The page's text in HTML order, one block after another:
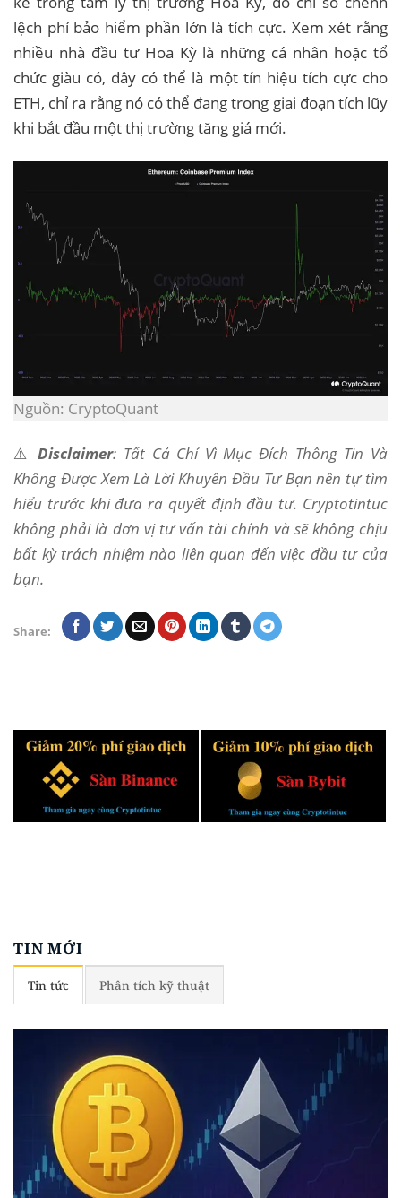
lệch phí bảo hiểm phần lớn là tích cực. Xem xét rằng
nhiều nhà đầu tư Hoa Kỳ là những cá nhân hoặc tổ
chức giàu có, đây có thể là một tín hiệu tích cực cho
ETH, chỉ ra rằng nó có thể đang trong giai đoạn tích lũy
khi bắt đầu một thị trường tăng giá mới.
Nguồn: CryptoQuant
⚠️Disclaimer: Tất Cả Chỉ Vì Mục Đích Thông Tin Và
Không Được Xem Là Lời Khuyên Đầu Tư Bạn nên tự tìm
hiểu trước khi đưa ra quyết định đầu tư. Cryptotintuc
không phải là đơn vị tư vấn tài chính và sẽ không chịu
bất kỳ trách nhiệm nào liên quan đến việc đầu tư của
bạn.
Share:
TIN MỚI
Tin tức Phân tích kỹ thuật